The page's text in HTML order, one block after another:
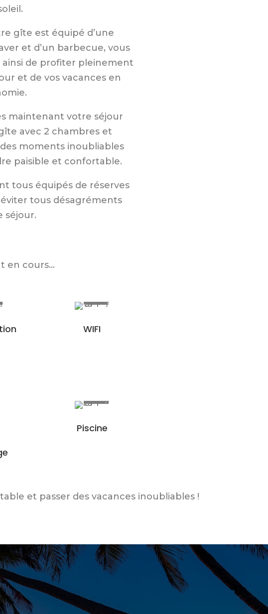
gîte est équipé d’une
et d’un barbecue, vous
de profiter pleinement
et de vos vacances en
maintenant votre séjour
avec 2 chambres et
moments inoubliables
paisible et confortable.
tous équipés de réserves
tous désagréments
séjour.
en cours...
WIFI
Piscine
et passer des vacances inoubliables !